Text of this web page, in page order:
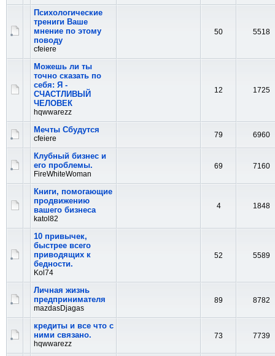
Психологические
трениги Ваше
мнение по этому
поводу
cfeiere
50 5518
Можешь ли ты
точно сказать по
себя: Я -
СЧАСТЛИВЫЙ
ЧЕЛОВЕК
hqwwarezz
12 1725
Мечты Сбудутся
cfeiere 79 6960
Клубный бизнес и
его проблемы.
FireWhiteWoman
69 7160
Книги, помогающие
продвижению
вашего бизнеса
katol82
4 1848
10 привычек,
быстрее всего
приводящих к
бедности.
Kol74
52 5589
Личная жизнь
предпринимателя
mazdasDjagas
89 8782
кредиты и все что с
ними связано.
hqwwarezz
73 7739